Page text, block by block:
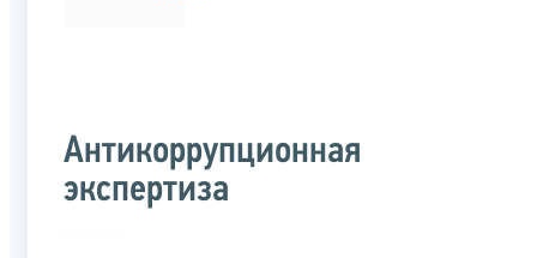
Антикоррупционная
экспертиза